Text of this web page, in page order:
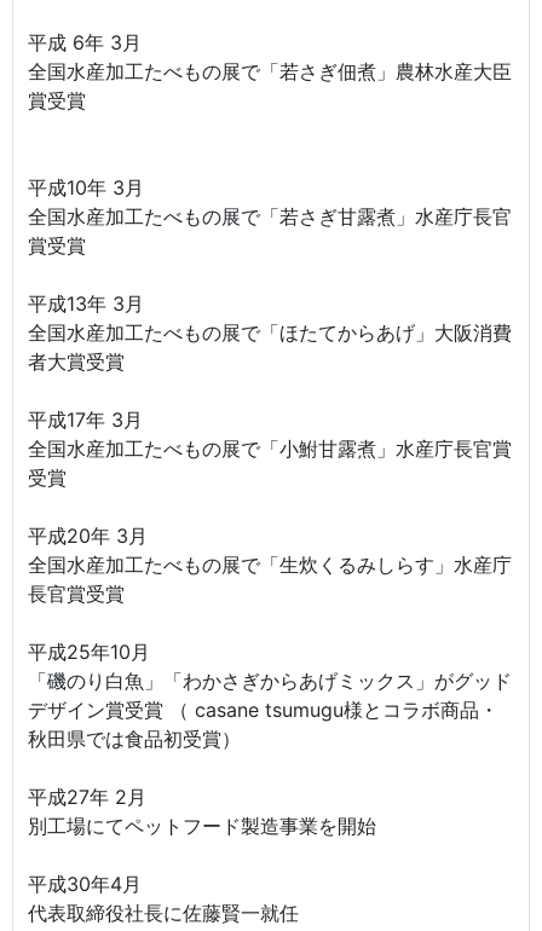
平成 6年 3月
全国水産加工たべもの展で「若さぎ佃煮」農林水産大臣
賞受賞
平成10年 3月
全国水産加工たべもの展で「若さぎ甘露煮」水産庁長官
賞受賞
平成13年 3月
全国水産加工たべもの展で「ほたてからあげ」大阪消費
者大賞受賞
平成17年 3月
全国水産加工たべもの展で「小鮒甘露煮」水産庁長官賞
受賞
平成20年 3月
全国水産加工たべもの展で「生炊くるみしらす」水産庁
長官賞受賞
平成25年10月
「磯のり白魚」「わかさぎからあげミックス」がグッド
デザイン賞受賞 （ casane tsumugu様とコラボ商品・
秋田県では食品初受賞）
平成27年 2月
別工場にてペットフード製造事業を開始
平成30年4月
代表取締役社長に佐藤賢一就任